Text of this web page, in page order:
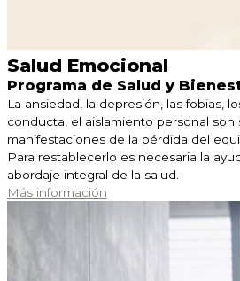
Salud Emocional
Programa de Salud y
La ansiedad, la depresión, las fobias,
conducta, el aislamiento personal son
manifestaciones de la pérdida del
Para restablecerlo es necesaria la
abordaje integral de la salud.
Más información